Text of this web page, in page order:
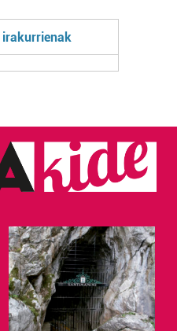
irakurrienak